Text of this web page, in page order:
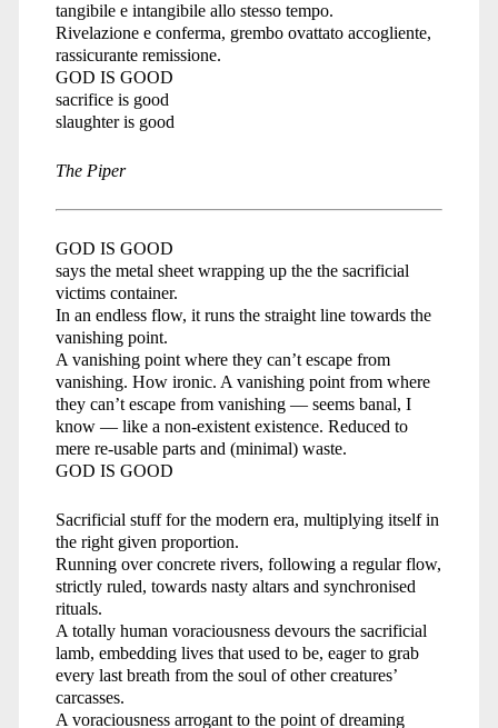
tangibile e intangibile allo stesso tempo.
Rivelazione e conferma, grembo ovattato accogliente,
rassicurante remissione.
GOD IS GOOD
sacrifice is good
slaughter is good
The Piper
GOD IS GOOD
says the metal sheet wrapping up the the sacrificial
victims container.
In an endless flow, it runs the straight line towards the
vanishing point.
A vanishing point where they can’t escape from
vanishing. How ironic. A vanishing point from where
they can’t escape from vanishing — seems banal, I
know — like a non-existent existence. Reduced to
mere re-usable parts and (minimal) waste.
GOD IS GOOD
Sacrificial stuff for the modern era, multiplying itself in
the right given proportion.
Running over concrete rivers, following a regular flow,
strictly ruled, towards nasty altars and synchronised
rituals.
A totally human voraciousness devours the sacrificial
lamb, embedding lives that used to be, eager to grab
every last breath from the soul of other creatures’
carcasses.
A voraciousness arrogant to the point of dreaming